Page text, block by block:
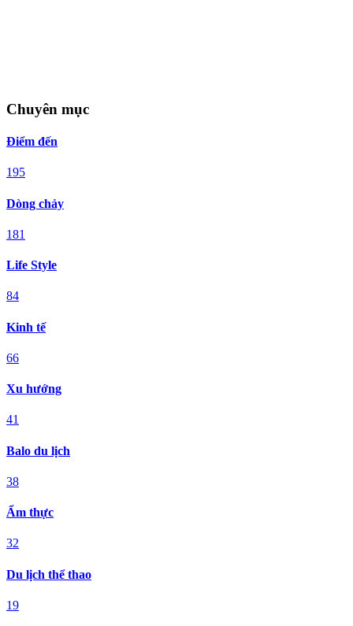
Chuyên mục
Điểm đến
195
Dòng chảy
181
Life Style
84
Kinh tế
66
Xu hướng
41
Balo du lịch
38
Ẩm thực
32
Du lịch thể thao
19